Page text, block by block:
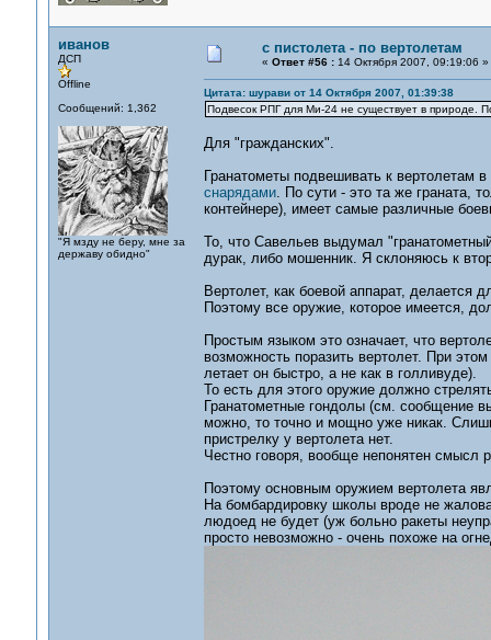
иванов
ДСП
Offline
Сообщений: 1,362
"Я мзду не беру, мне за
державу обидно"
с пистолета - по вертолетам
« Ответ #56 :14 Октября 2007, 09:19:06 »
Цитата: шурави от 14 Октября 2007, 01:39:38
Подвесок РПГ для Ми-24 не существует в природе.
Для "гражданских".
Гранатометы подвешивать к вертолетам
снарядами. По сути - это та же граната,
контейнере), имеет самые различные
То, что Савельев выдумал
дурак, либо мошенник. Я склоняюсь к
Вертолет, как боевой аппарат, делается
Поэтому все оружие, которое имеется,
Простым языком это означает, что
возможность поразить вертолет. При
летает он быстро, а не как в голливуде).
То есть для этого оружие должно
Гранатометные гондолы (см. сообщение
можно, то точно и мощно уже никак.
пристрелку у вертолета нет.
Честно говоря, вообще непонятен смысл
Поэтому основным оружием вертолета
На бомбардировку школы вроде не
людоед не будет (уж больно ракеты
просто невозможно - очень похоже на